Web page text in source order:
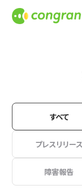
すべて
プレスリリース
障害報告